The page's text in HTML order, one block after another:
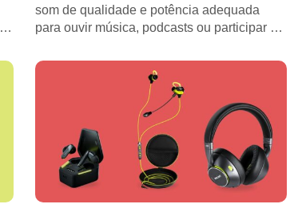
som de qualidade e potência adequada
para ouvir música, podcasts ou participar de